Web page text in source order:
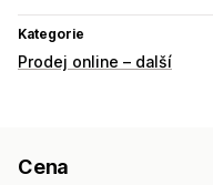
Kategorie
Prodej online – další
Cena